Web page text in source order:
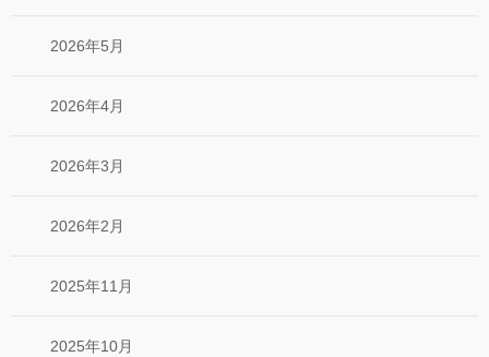
2026年5月
2026年4月
2026年3月
2026年2月
2025年11月
2025年10月